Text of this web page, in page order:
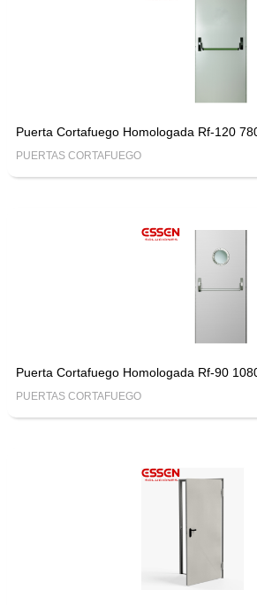
Puerta Cortafuego Homologada Rf-120
PUERTAS CORTAFUEGO
Puerta Cortafuego Homologada Rf-90
PUERTAS CORTAFUEGO